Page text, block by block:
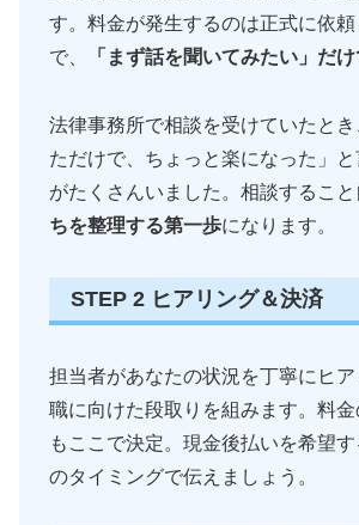
す。料金が発生するのは正式に依
で、
「まず話を聞いてみたい」だ
法律事務所で相談を受けていたと
ただけで、ちょっと楽になった」
がたくさんいました。相談すること
ちを整理する第一歩になります。
STEP 2 ヒアリング＆決済
担当者があなたの状況を丁寧にヒ
職に向けた段取りを組みます。料
もここで決定。現金後払いを希望す
のタイミングで伝えましょう。